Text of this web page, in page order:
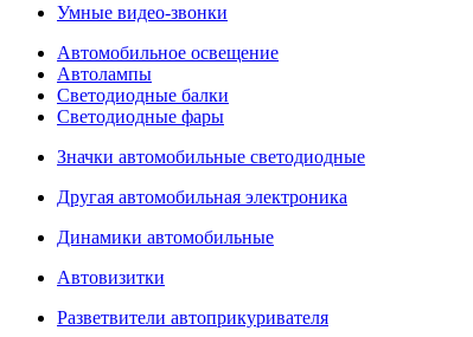
Умные видео-звонки
Автомобильное освещение
Автолампы
Светодиодные балки
Светодиодные фары
Значки автомобильные светодиодные
Другая автомобильная электроника
Динамики автомобильные
Автовизитки
Разветвители автоприкуривателя